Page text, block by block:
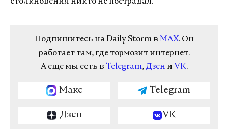
Подпишитесь на Daily Storm в MAX. Он
работает там, где тормозит интернет.
А еще мы есть в Telegram, Дзен и VK.
Макс Telegram
Дзен VK